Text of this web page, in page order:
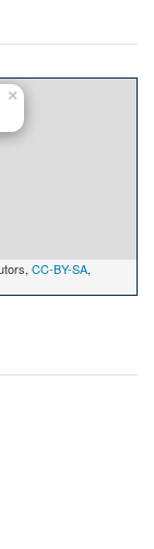
×
CC-BY-SA,